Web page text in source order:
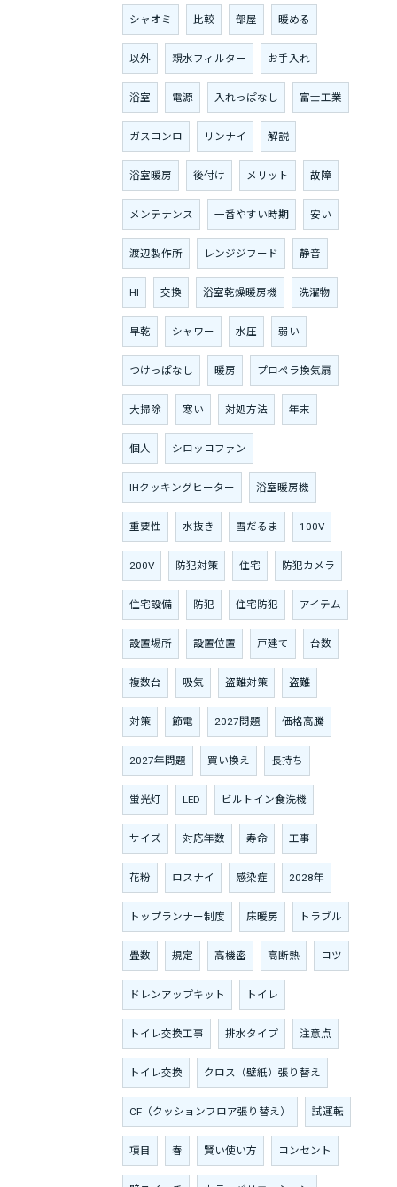
シャオミ 比較 部屋 暖める
以外 親水フィルター お手入れ
浴室 電源 入れっぱなし 富士工業
ガスコンロ リンナイ 解説
浴室暖房 後付け メリット 故障
メンテナンス 一番やすい時期 安い
渡辺製作所 レンジジフード 静音
HI 交換 浴室乾燥暖房機 洗濯物
早乾 シャワー 水圧 弱い
つけっぱなし 暖房 プロペラ換気扇
大掃除 寒い 対処方法 年末
個人 シロッコファン
IHクッキングヒーター 浴室暖房機
重要性 水抜き 雪だるま 100V
200V 防犯対策 住宅 防犯カメラ
住宅設備 防犯 住宅防犯 アイテム
設置場所 設置位置 戸建て 台数
複数台 吸気 盗難対策 盗難
対策 節電 2027問題 価格高騰
2027年問題 買い換え 長持ち
蛍光灯 LED ビルトイン食洗機
サイズ 対応年数 寿命 工事
花粉 ロスナイ 感染症 2028年
トップランナー制度 床暖房 トラブル
畳数 規定 高機密 高断熱 コツ
ドレンアップキット トイレ
トイレ交換工事 排水タイプ 注意点
トイレ交換 クロス（壁紙）張り替え
CF（クッションフロア張り替え） 試運転
項目 春 賢い使い方 コンセント